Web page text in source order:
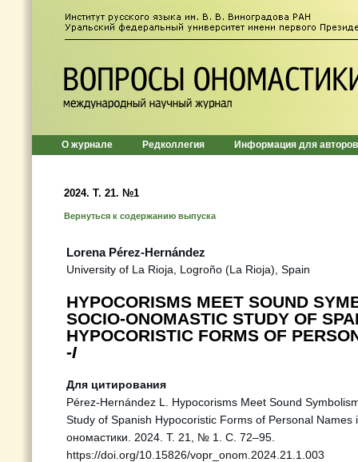
О журнале Редколлегия Информация для авторов
2024. Т. 21. №1
Вернуться к содержанию выпуска
Lorena Pérez-Hernández
University of La Rioja, Logroño (La Rioja), Spain
HYPOCORISMS MEET SOUND
SOCIO-ONOMASTIC STUDY OF
HYPOCORISTIC FORMS OF
-I
Для цитирования
Pérez-Hernández L. Hypocorisms Meet Sound
Study of Spanish Hypocoristic Forms of Personal
ономастики. 2024. Т. 21, № 1. С. 72–95.
https://doi.org/10.15826/vopr_onom.2024.21.1.003